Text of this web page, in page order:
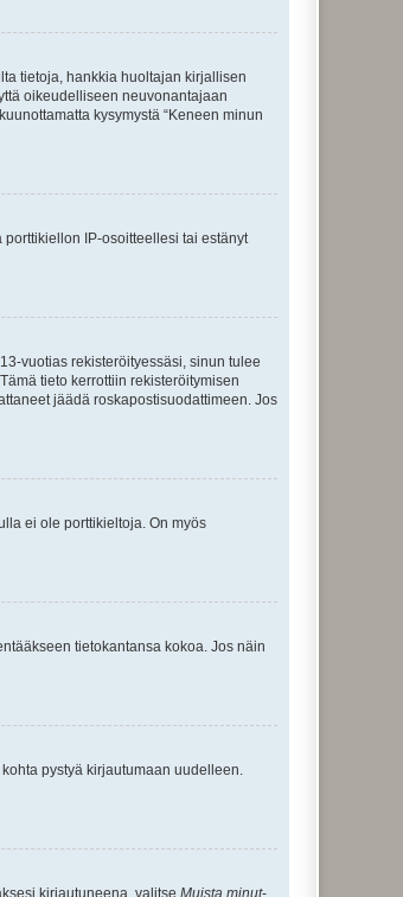
tietoja, hankkia huoltajan kirjallisen
oikeudelliseen neuvonantajaan
kysymystä “Keneen minun
IP-osoitteellesi tai estänyt
vuotias rekisteröityessäsi, sinun tulee
tieto kerrottiin rekisteröitymisen
jäädä roskapostisuodattimeen. Jos
ei ole porttikieltoja. On myös
tietokantansa kokoa. Jos näin
pystyä kirjautumaan uudelleen.
kirjautuneena, valitse Muista minut-